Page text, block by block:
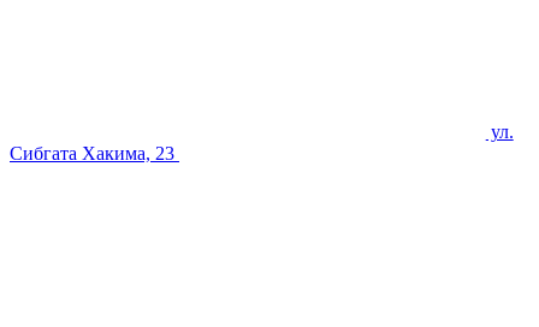
ул.
Сибгата Хакима, 23